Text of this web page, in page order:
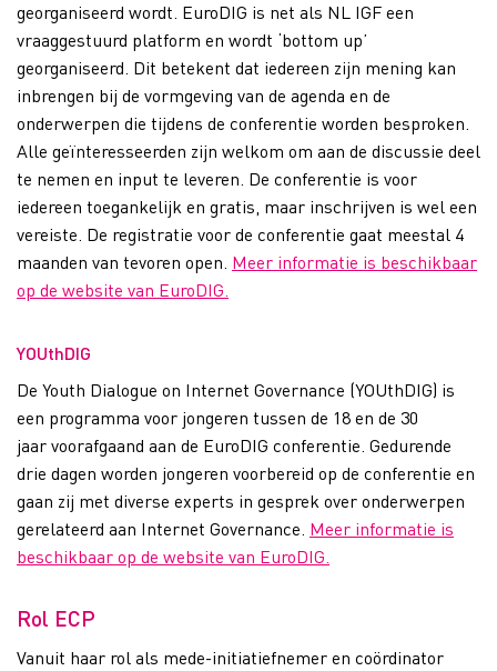
georganiseerd wordt. EuroDIG is net als NL IGF een
vraaggestuurd platform en wordt ‘bottom up’
georganiseerd. Dit betekent dat iedereen zijn mening kan
inbrengen bij de vormgeving van de agenda en de
onderwerpen die tijdens de conferentie worden besproken.
Alle geïnteresseerden zijn welkom om aan de discussie deel
te nemen en input te leveren. De conferentie is voor
iedereen toegankelijk en gratis, maar inschrijven is wel een
vereiste. De registratie voor de conferentie gaat meestal 4
maanden van tevoren open. Meer informatie is beschikbaar
op de website van EuroDIG.
YOUthDIG
De Youth Dialogue on Internet Governance (YOUthDIG) is
een programma voor jongeren tussen de 18 en de 30
jaar voorafgaand aan de EuroDIG conferentie. Gedurende
drie dagen worden jongeren voorbereid op de conferentie en
gaan zij met diverse experts in gesprek over onderwerpen
gerelateerd aan Internet Governance. Meer informatie is
beschikbaar op de website van EuroDIG.
Rol ECP
Vanuit haar rol als mede-initiatiefnemer en coördinator